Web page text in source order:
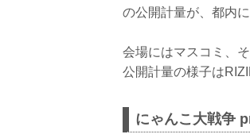
の公開計量が、都内に
会場にはマスコミ、
公開計量の様子は
にゃんこ大戦争